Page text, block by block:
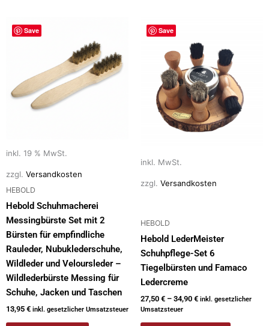
Save
inkl. 19 % MwSt.
zzgl. Versandkosten
HEBOLD
Hebold Schuhmacherei
Messingbürste Set mit 2
Bürsten für empfindliche
Rauleder, Nubuklederschuhe,
Wildleder und Veloursleder –
Wildlederbürste Messing für
Schuhe, Jacken und Taschen
13,95 € inkl. gesetzlicher Umsatzsteuer
Save
inkl. MwSt.
zzgl. Versandkosten
HEBOLD
Hebold LederMeister
Schuhpflege-Set 6
Tiegelbürsten und Famaco
Ledercreme
27,50 € – 34,90 € inkl. gesetzlicher
Umsatzsteuer
Dieses
Produkt
mehrere
Varianten
Optionen
der
Produktseite